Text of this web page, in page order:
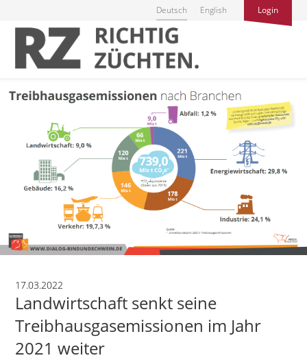
Deutsch English Login
17.03.2022
Landwirtschaft senkt seine
Treibhausgasemissionen im Jahr
2021 weiter